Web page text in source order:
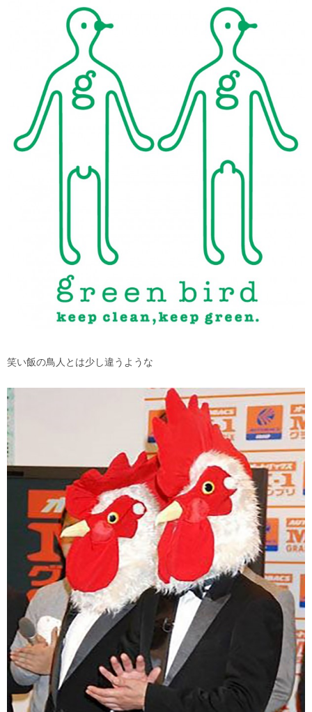
笑い飯の鳥人とは少し違うような